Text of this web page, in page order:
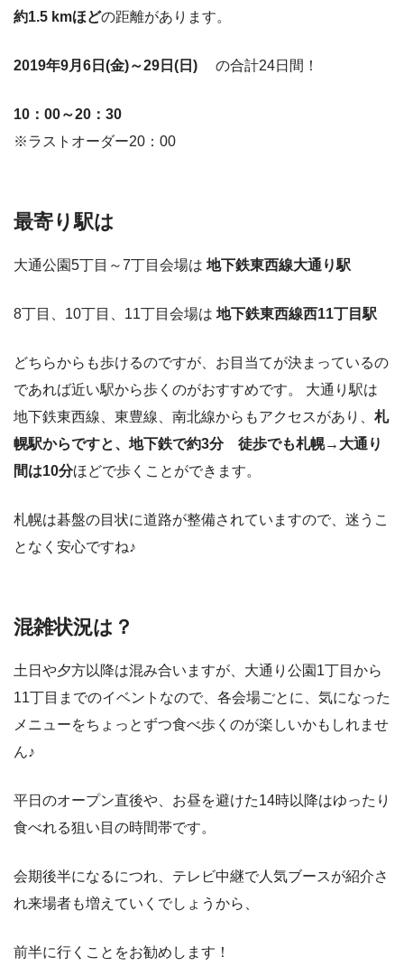
約1.5 kmほどの距離があります。
2019年9月6日(金)～29日(日) の合計24日間！
10：00～20：30
※ラストオーダー20：00
最寄り駅は
大通公園5丁目～7丁目会場は 地下鉄東西線大通り駅
8丁目、10丁目、11丁目会場は 地下鉄東西線西11丁目駅
どちらからも歩けるのですが、お目当てが決まっているの
であれば近い駅から歩くのがおすすめです。 大通り駅は
地下鉄東西線、東豊線、南北線からもアクセスがあり、 札
幌駅からですと、 地下鉄で約3分
徒歩でも札幌→大通り
間は10分ほどで歩くことができます。
札幌は碁盤の目状に道路が整備されていますので、迷うこ
となく安心ですね♪
混雑状況は？
土日や夕方以降は混み合いますが、大通り公園1丁目から
11丁目までのイベントなので、各会場ごとに、気になった
メニューをちょっとずつ食べ歩くのが楽しいかもしれませ
ん♪
平日のオープン直後や、お昼を避けた14時以降はゆったり
食べれる狙い目の時間帯です。
会期後半になるにつれ、テレビ中継で人気ブースが紹介さ
れ来場者も増えていくでしょうから、
前半に行くことをお勧めします！